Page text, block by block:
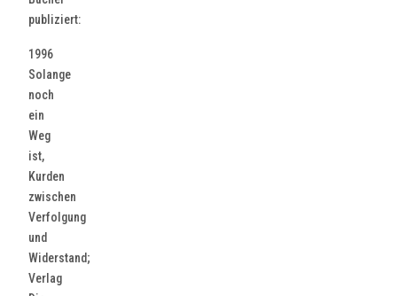
publiziert:
1996
Solange
noch
ein
Weg
ist,
Kurden
zwischen
Verfolgung
und
Widerstand;
Verlag